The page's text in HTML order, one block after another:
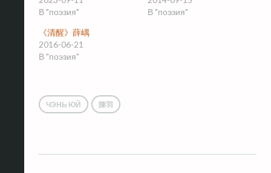
В "поэзия"
В "поэзия"
《清醒》薛嵎
2016-06-21
В "поэзия"
ЧЭНЬ ЮЙ 陳羽